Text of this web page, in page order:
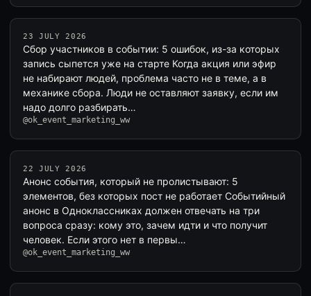
23 JULY 2026
Сбор участников в событии: 5 ошибок, из-за которых
запись сыпется уже на старте Когда акция или эфир
не набирают людей, проблема часто не в теме, а в
механике сбора. Люди не оставляют заявку, если им
надо долго разбирать…
@ok_event_marketing_ww
22 JULY 2026
Анонс события, который не пролистывают: 5
элементов, без которых пост не работает Событийный
анонс в Одноклассниках должен отвечать на три
вопроса сразу: кому это, зачем идти и что получит
человек. Если этого нет в первы…
@ok_event_marketing_ww